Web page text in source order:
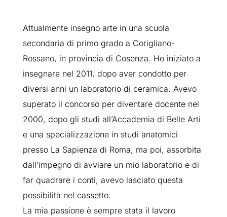
Attualmente insegno arte in una scuola
secondaria di primo grado a Corigliano-
Rossano, in provincia di Cosenza. Ho iniziato a
insegnare nel 2011, dopo aver condotto per
diversi anni un laboratorio di ceramica. Avevo
superato il concorso per diventare docente nel
2000, dopo gli studi all’Accademia di Belle Arti
e una specializzazione in studi anatomici
presso La Sapienza di Roma, ma poi, assorbita
dall’impegno di avviare un mio laboratorio e di
far quadrare i conti, avevo lasciato questa
possibilità nel cassetto.
La mia passione è sempre stata il lavoro